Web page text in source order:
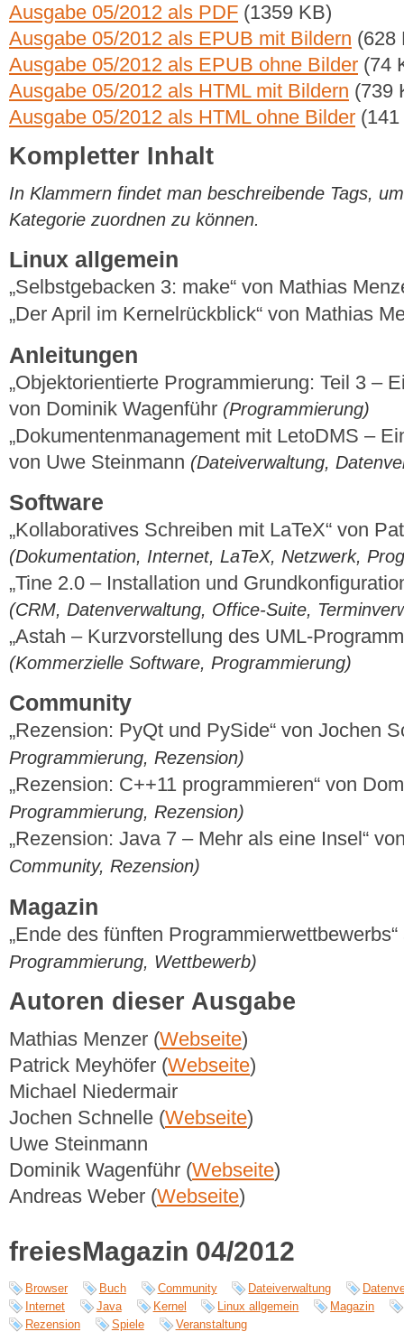
Ausgabe 05/2012 als PDF (1359 KB)
Ausgabe 05/2012 als EPUB mit Bildern (628
Ausgabe 05/2012 als EPUB ohne Bilder (74
Ausgabe 05/2012 als HTML mit Bildern (739
Ausgabe 05/2012 als HTML ohne Bilder
Kompletter Inhalt
In Klammern findet man beschreibende Tags,
Kategorie zuordnen zu können.
Linux allgemein
„Selbstgebacken 3: make“ von Mathias
„Der April im Kernelrückblick“ von Mathias
Anleitungen
„Objektorientierte Programmierung: Teil 3 –
von Dominik Wagenführ (Programmierung)
„Dokumentenmanagement mit LetoDMS –
von Uwe Steinmann (Dateiverwaltung,
Software
„Kollaboratives Schreiben mit LaTeX“ von
(Dokumentation, Internet, LaTeX, Netzwerk,
„Tine 2.0 – Installation und
(CRM, Datenverwaltung, Office-Suite,
„Astah – Kurzvorstellung des UML-
(Kommerzielle Software, Programmierung)
Community
„Rezension: PyQt und PySide“ von Jochen
Programmierung, Rezension)
„Rezension: C++11 programmieren“ von
Programmierung, Rezension)
„Rezension: Java 7 – Mehr als eine Insel“
Community, Rezension)
Magazin
„Ende des fünften Programmierwettbewerbs“
Programmierung, Wettbewerb)
Autoren dieser Ausgabe
Mathias Menzer (Webseite)
Patrick Meyhöfer (Webseite)
Michael Niedermair
Jochen Schnelle (Webseite)
Uwe Steinmann
Dominik Wagenführ (Webseite)
Andreas Weber (Webseite)
freiesMagazin 04/2012
Browser Buch Community Dateiverwaltung
Internet
Java Kernel Linux allgemein
Magazin
Rezension
Spiele Veranstaltung